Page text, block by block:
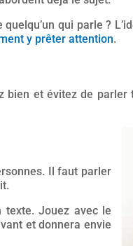
qui parle ?
y prêter attention.
et évitez de parler
Il faut parler
texte. Jouez avec le
et donnera envie